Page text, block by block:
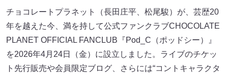
チョコレートプラネット（長田庄平、松尾駿）が、芸歴20
年を越えた今、満を持して公式ファンクラブCHOCOLATE
PLANET OFFICIAL FANCLUB『Pod_C（ポッドシー）』
を2026年4月24日（金）に設立しました。ライブのチケッ
ト先行販売や会員限定ブログ、さらには“コントキャラクタ